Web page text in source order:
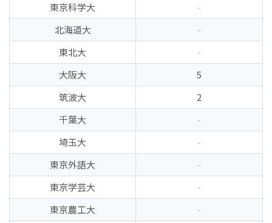
東京科学大
-
北海道大
-
東北大
-
大阪大
5
筑波大
2
千葉大
-
埼玉大
-
東京外語大
-
東京学芸大
-
東京農工大
-